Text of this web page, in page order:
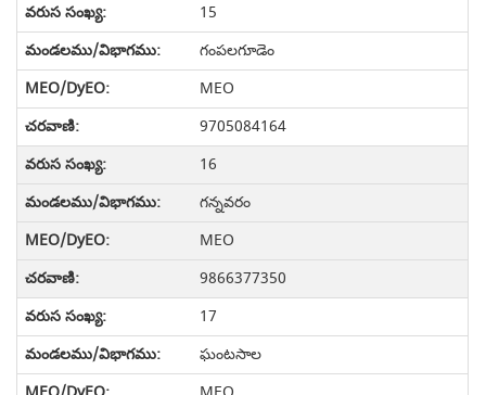
15
గంపలగూడెం
MEO
9705084164
16
గన్నవరం
MEO
9866377350
17
ఘంటసాల